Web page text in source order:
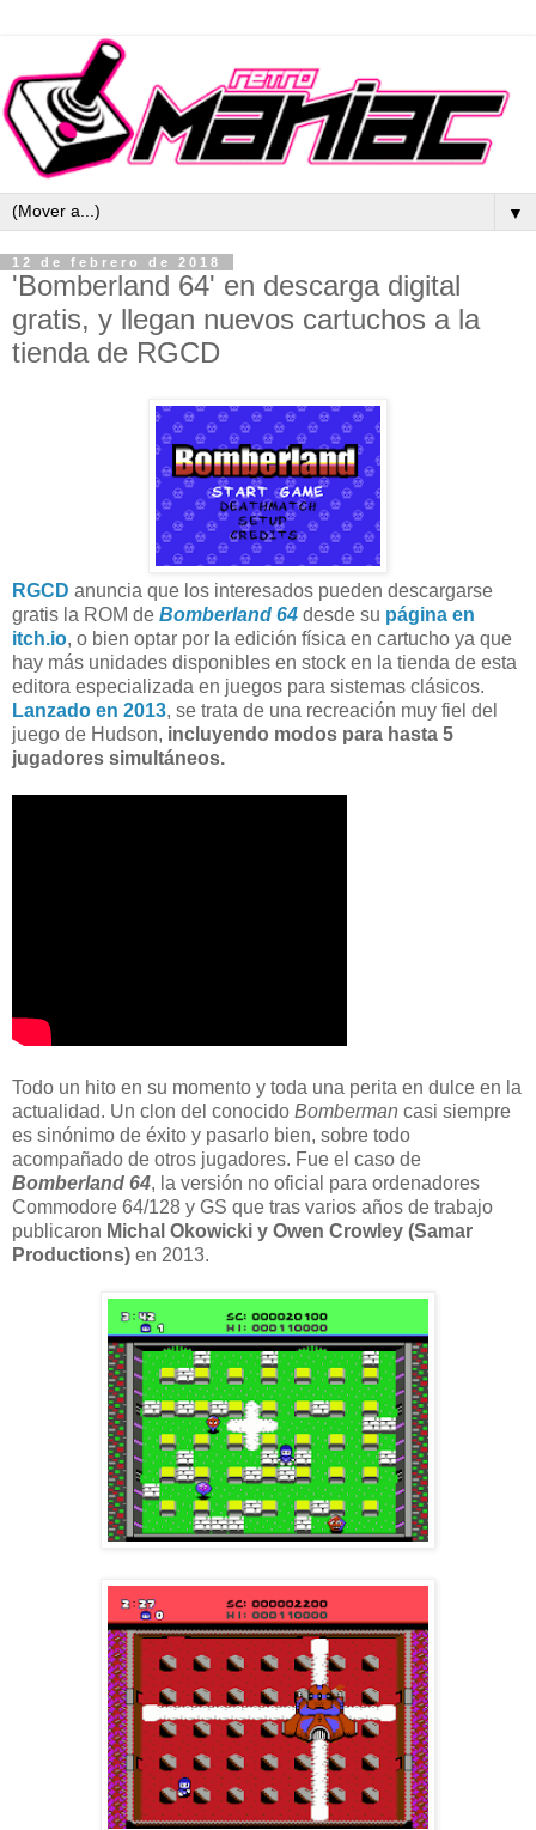
▼
12 de febrero de 2018
'Bomberland 64' en descarga digital
gratis, y llegan nuevos cartuchos a la
tienda de RGCD
RGCD anuncia que los interesados pueden descargarse
gratis la ROM de Bomberland 64 desde su página en
itch.io, o bien optar por la edición física en cartucho ya que
hay más unidades disponibles en stock en la tienda de esta
editora especializada en juegos para sistemas clásicos.
Lanzado en 2013, se trata de una recreación muy fiel del
juego de Hudson, incluyendo modos para hasta 5
jugadores simultáneos.
Todo un hito en su momento y toda una perita en dulce en la
actualidad. Un clon del conocido Bomberman casi siempre
es sinónimo de éxito y pasarlo bien, sobre todo
acompañado de otros jugadores. Fue el caso de
Bomberland 64, la versión no oficial para ordenadores
Commodore 64/128 y GS que tras varios años de trabajo
publicaron Michal Okowicki y Owen Crowley (Samar
Productions) en 2013.